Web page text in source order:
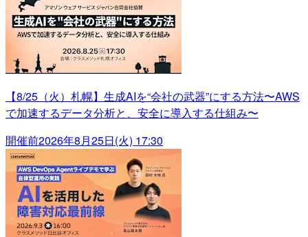
【8/25（火）札幌】生成AIを“会社の武器”にする方法〜AWS
で加速するデータ分析と、安全に導入する仕組み〜
開催前2026年8月25日(火) 17:30